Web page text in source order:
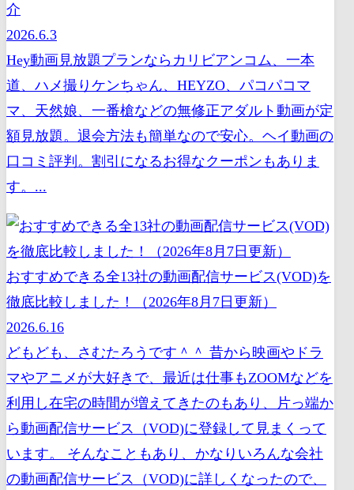
介
2026.6.3
Hey動画見放題プランならカリビアンコム、一本
道、ハメ撮りケンちゃん、HEYZO、パコパコマ
マ、天然娘、一番槍などの無修正アダルト動画が定
額見放題。退会方法も簡単なので安心。ヘイ動画の
口コミ評判。割引になるお得なクーポンもありま
す。...
おすすめできる全13社の動画配信サービス(VOD)を
徹底比較しました！（2026年8月7日更新）
2026.6.16
どもども、さむたろうです＾＾ 昔から映画やドラ
マやアニメが大好きで、最近は仕事もZOOMなどを
利用し在宅の時間が増えてきたのもあり、片っ端か
ら動画配信サービス（VOD)に登録して見まくって
います。 そんなこともあり、かなりいろんな会社
の動画配信サービス（VOD)に詳しくなったので、